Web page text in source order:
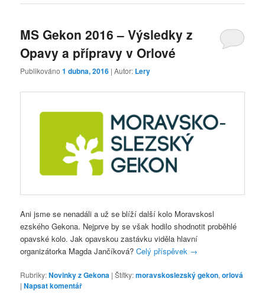
MS Gekon 2016 – Výsledky z
Opavy a přípravy v Orlové
Publikováno1 dubna, 2016 | Autor: Lery
Ani jsme se nenadáli a už se blíží další kolo Moravskosl
ezského Gekona. Nejprve by se však hodilo shodnotit proběhlé
opavské kolo. Jak opavskou zastávku viděla hlavní
organizátorka Magda Jančíková?Celý příspěvek →
Rubriky:Novinky z Gekona |Štítky:moravskoslezský gekon,orlová
|Napsat komentář